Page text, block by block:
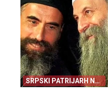
SRPSKI PATRIJARH NA
JUBILEJU